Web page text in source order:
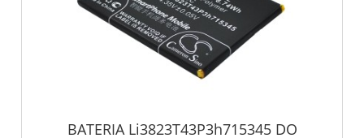
BATERIA Li3823T43P3h715345 DO